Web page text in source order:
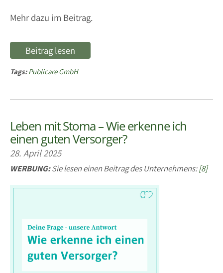
Mehr dazu im Beitrag.
Beitrag lesen
Tags:Publicare GmbH
Leben mit Stoma – Wie erkenne ich
einen guten Versorger?
28. April 2025
WERBUNG:Sie lesen einen Beitrag des Unternehmens:[8]